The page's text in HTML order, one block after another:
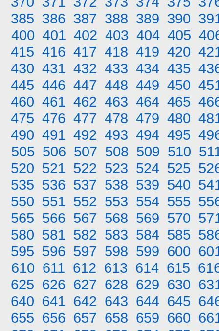
385 386 387 388 389 390
400 401 402 403 404 405
415 416 417 418 419 420
430 431 432 433 434 435
445 446 447 448 449 450
460 461 462 463 464 465
475 476 477 478 479 480
490 491 492 493 494 495
505 506 507 508 509 510
520 521 522 523 524 525
535 536 537 538 539 540
550 551 552 553 554 555
565 566 567 568 569 570
580 581 582 583 584 585
595 596 597 598 599 600
610 611 612 613 614 615
625 626 627 628 629 630
640 641 642 643 644 645
655 656 657 658 659 660